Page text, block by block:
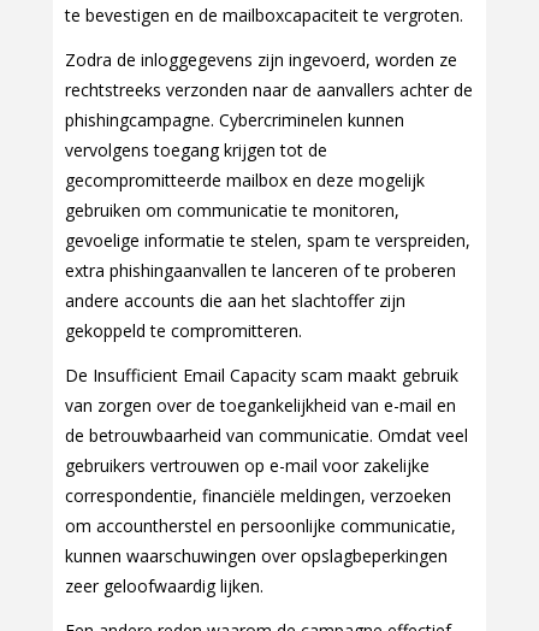
te bevestigen en de mailboxcapaciteit te vergroten.
Zodra de inloggegevens zijn ingevoerd, worden ze
rechtstreeks verzonden naar de aanvallers achter de
phishingcampagne. Cybercriminelen kunnen
vervolgens toegang krijgen tot de
gecompromitteerde mailbox en deze mogelijk
gebruiken om communicatie te monitoren,
gevoelige informatie te stelen, spam te verspreiden,
extra phishingaanvallen te lanceren of te proberen
andere accounts die aan het slachtoffer zijn
gekoppeld te compromitteren.
De Insufficient Email Capacity scam maakt gebruik
van zorgen over de toegankelijkheid van e-mail en
de betrouwbaarheid van communicatie. Omdat veel
gebruikers vertrouwen op e-mail voor zakelijke
correspondentie, financiële meldingen, verzoeken
om accountherstel en persoonlijke communicatie,
kunnen waarschuwingen over opslagbeperkingen
zeer geloofwaardig lijken.